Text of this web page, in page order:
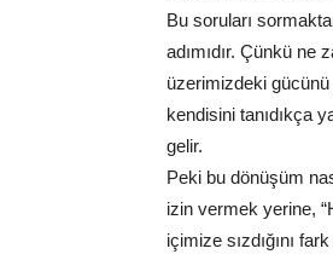
Bu soruları
adımıdır. Çünkü
üzerimizdeki
kendisini tanıdıkça
gelir.
Peki bu dönüşüm
izin vermek yerine,
içimize sızdığını